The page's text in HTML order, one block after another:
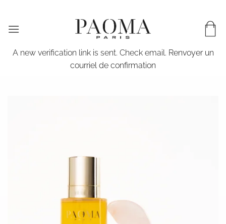
contenu
A new verification link is sent. Check email. Renvoyer un
courriel de confirmation